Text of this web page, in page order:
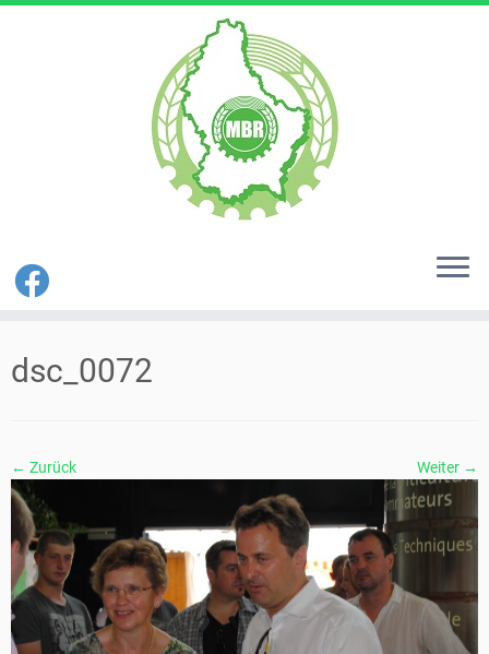
Inhalt
springen
dsc_0072
← Zurück Weiter →